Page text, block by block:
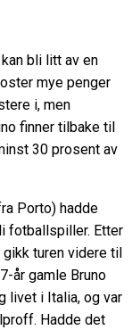
bli litt av en
mye penger
i, men
finner tilbake til
30 prosent av
Porto) hadde
fotballspiller. Etter
turen videre til
år gamle Bruno
livet i Italia, og var
Hadde det